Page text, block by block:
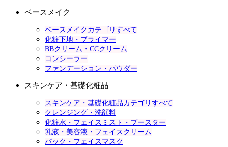
ベースメイク
ベースメイクカテゴリすべて
化粧下地・プライマー
BBクリーム・CCクリーム
コンシーラー
ファンデーション・パウダー
スキンケア・基礎化粧品
スキンケア・基礎化粧品カテゴリすべて
クレンジング・洗顔料
化粧水・フェイスミスト・ブースター
乳液・美容液・フェイスクリーム
パック・フェイスマスク